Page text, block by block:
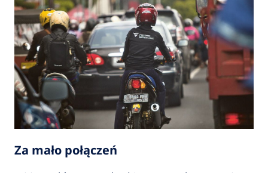
Za mało połączeń